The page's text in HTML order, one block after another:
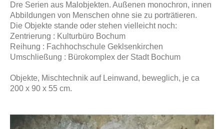
Dre Serien aus Malobjekten. Außenen monochron, innen
Abbildungen von Menschen ohne sie zu porträtieren.
Die Objekte stande oder stehen vielleicht noch:
Zentrierung : Kulturbüro Bochum
Reihung : Fachhochschule Geklsenkirchen
Umschließung : Bürokomplex der Stadt Bochum
Objekte, Mischtechnik auf Leinwand, beweglich, je ca
200 x 90 x 55 cm.